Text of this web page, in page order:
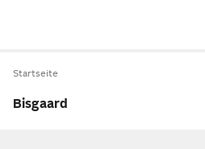
Startseite
Bisgaard